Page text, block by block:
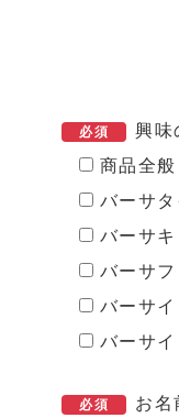
必須
興味
商品全般
バーサ
バーサ
バーサ
バーサ
バーサ
必須 お名